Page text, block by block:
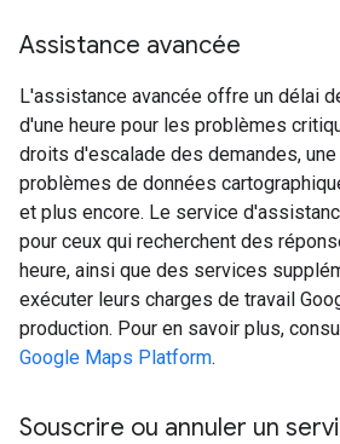
Assistance avancée
L'assistance avancée offre un délai
d'une heure pour les problèmes
droits d'escalade des demandes,
problèmes de données
et plus encore. Le service
pour ceux qui recherchent des
heure, ainsi que des services
exécuter leurs charges de travail
production. Pour en savoir plus,
Google Maps Platform.
Souscrire ou annuler un